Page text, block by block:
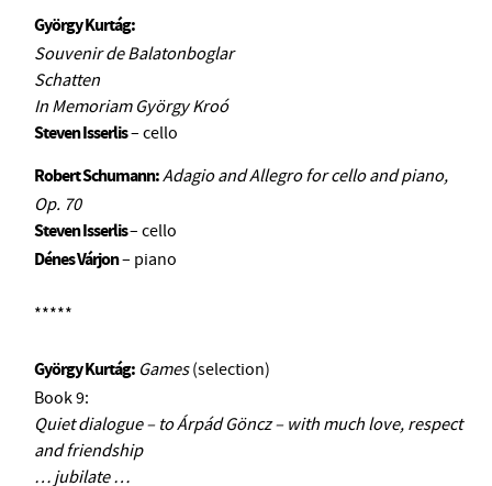
György Kurtág:
Souvenir de Balatonboglar
Schatten
In Memoriam György Kroó
Steven Isserlis– cello
Robert Schumann:Adagio and Allegro for cello and piano,
Op. 70
Steven Isserlis– cello
Dénes Várjon– piano
*****
György Kurtág: Games(selection)
Book 9:
Quiet dialogue – to Árpád Göncz – with much love, respect
and friendship
… jubilate …